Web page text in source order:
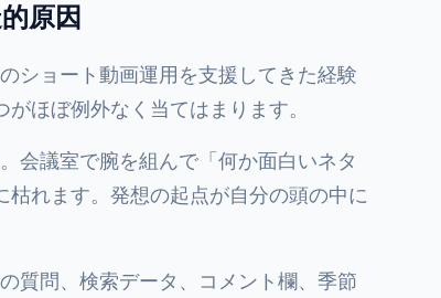
原因
ショート動画運用を支援してきた経験
ほぼ例外なく当てはまります。
会議室で腕を組んで「何か面白いネタ
れます。発想の起点が自分の頭の中に
質問、検索データ、コメント欄、季節